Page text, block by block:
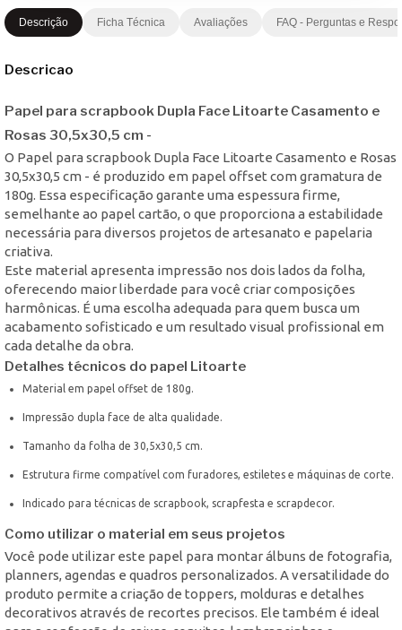
Descrição Ficha Técnica Avaliações FAQ - Perguntas e
Descricao
Papel para scrapbook Dupla Face Litoarte Casamento e
Rosas 30,5x30,5 cm -
O Papel para scrapbook Dupla Face Litoarte Casamento e Rosas
30,5x30,5 cm - é produzido em papel offset com gramatura de
180g. Essa especificação garante uma espessura firme,
semelhante ao papel cartão, o que proporciona a estabilidade
necessária para diversos projetos de artesanato e papelaria
criativa.
Este material apresenta impressão nos dois lados da folha,
oferecendo maior liberdade para você criar composições
harmônicas. É uma escolha adequada para quem busca um
acabamento sofisticado e um resultado visual profissional em
cada detalhe da obra.
Detalhes técnicos do papel Litoarte
Material em papel offset de 180g.
Impressão dupla face de alta qualidade.
Tamanho da folha de 30,5x30,5 cm.
Estrutura firme compatível com furadores, estiletes e máquinas de corte.
Indicado para técnicas de scrapbook, scrapfesta e scrapdecor.
Como utilizar o material em seus projetos
Você pode utilizar este papel para montar álbuns de fotografia,
planners, agendas e quadros personalizados. A versatilidade do
produto permite a criação de toppers, molduras e detalhes
decorativos através de recortes precisos. Ele também é ideal